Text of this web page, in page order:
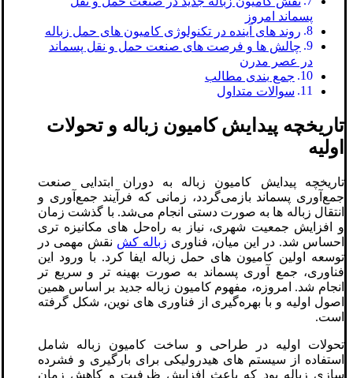
پسماند امروز
روند های آینده در تکنولوژی کامیون‌ های حمل زباله
چالش‌ ها و فرصت ‌های صنعت حمل و نقل پسماند
در عصر مدرن
جمع بندی مطالب
سوالات متداول
تاریخچه پیدایش کامیون زباله و تحولات
اولیه
تاریخچه پیدایش کامیون زباله به دوران ابتدایی صنعت
جمع‌آوری پسماند بازمی‌گردد، زمانی که فرآیند جمع‌آوری و
انتقال زباله‌ ها به صورت دستی انجام می‌شد. با گذشت زمان
و افزایش جمعیت شهری، نیاز به راه‌حل ‌های مکانیزه‌ تری
احساس شد. در این میان، فناوری زباله کش نقش مهمی در
توسعه اولین کامیون ‌های حمل زباله ایفا کرد. با ورود این
فناوری، جمع‌ آوری پسماند به صورت بهینه ‌تر و سریع ‌تر
انجام شد. امروزه، مفهوم کامیون زباله جدید بر اساس همین
اصول اولیه و با بهره‌گیری از فناوری ‌های نوین، شکل گرفته
است.
تحولات اولیه در طراحی و ساخت کامیون زباله شامل
استفاده از سیستم ‌های هیدرولیکی برای بارگیری و فشرده‌
سازی زباله بود که باعث افزایش ظرفیت و کاهش زمان